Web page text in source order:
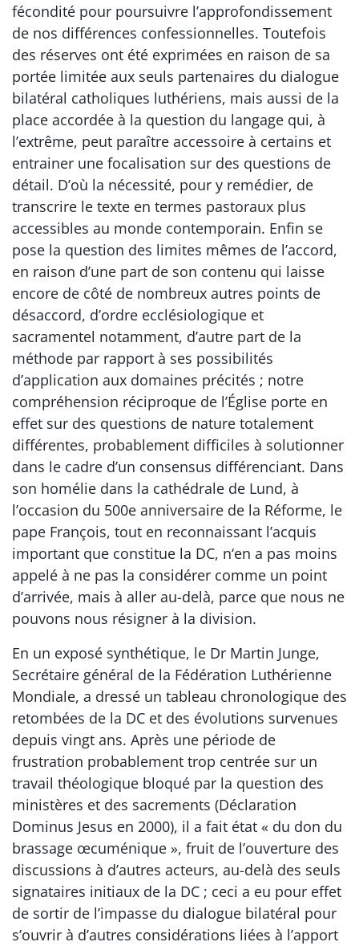
fécondité pour poursuivre l’approfondissement
de nos différences confessionnelles. Toutefois
des réserves ont été exprimées en raison de sa
portée limitée aux seuls partenaires du dialogue
bilatéral catholiques luthériens, mais aussi de la
place accordée à la question du langage qui, à
l’extrême, peut paraître accessoire à certains et
entrainer une focalisation sur des questions de
détail. D’où la nécessité, pour y remédier, de
transcrire le texte en termes pastoraux plus
accessibles au monde contemporain. Enfin se
pose la question des limites mêmes de l’accord,
en raison d’une part de son contenu qui laisse
encore de côté de nombreux autres points de
désaccord, d’ordre ecclésiologique et
sacramentel notamment, d’autre part de la
méthode par rapport à ses possibilités
d’application aux domaines précités ; notre
compréhension réciproque de l’Église porte en
effet sur des questions de nature totalement
différentes, probablement difficiles à solutionner
dans le cadre d’un consensus différenciant. Dans
son homélie dans la cathédrale de Lund, à
l’occasion du 500e anniversaire de la Réforme, le
pape François, tout en reconnaissant l’acquis
important que constitue la DC, n‘en a pas moins
appelé à ne pas la considérer comme un point
d’arrivée, mais à aller au-delà, parce que nous ne
pouvons nous résigner à la division.
En un exposé synthétique, le Dr Martin Junge,
Secrétaire général de la Fédération Luthérienne
Mondiale, a dressé un tableau chronologique des
retombées de la DC et des évolutions survenues
depuis vingt ans. Après une période de
frustration probablement trop centrée sur un
travail théologique bloqué par la question des
ministères et des sacrements (Déclaration
Dominus Jesus en 2000), il a fait état « du don du
brassage œcuménique », fruit de l’ouverture des
discussions à d’autres acteurs, au-delà des seuls
signataires initiaux de la DC ; ceci a eu pour effet
de sortir de l’impasse du dialogue bilatéral pour
s’ouvrir à d’autres considérations liées à l’apport